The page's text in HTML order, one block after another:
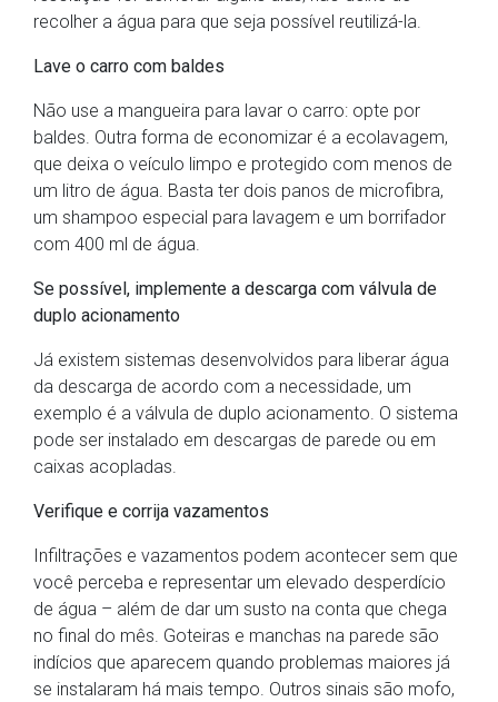
recolher a água para que seja possível reutilizá-la.
Lave o carro com baldes
Não use a mangueira para lavar o carro: opte por
baldes. Outra forma de economizar é a ecolavagem,
que deixa o veículo limpo e protegido com menos de
um litro de água. Basta ter dois panos de microfibra,
um shampoo especial para lavagem e um borrifador
com 400 ml de água.
Se possível, implemente a descarga com válvula de
duplo acionamento
Já existem sistemas desenvolvidos para liberar água
da descarga de acordo com a necessidade, um
exemplo é a válvula de duplo acionamento. O sistema
pode ser instalado em descargas de parede ou em
caixas acopladas.
Verifique e corrija vazamentos
Infiltrações e vazamentos podem acontecer sem que
você perceba e representar um elevado desperdício
de água – além de dar um susto na conta que chega
no final do mês. Goteiras e manchas na parede são
indícios que aparecem quando problemas maiores já
se instalaram há mais tempo. Outros sinais são mofo,